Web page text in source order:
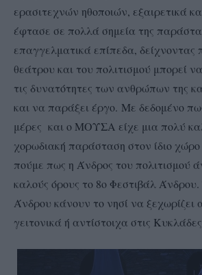
ερασιτεχνών ηθοποιών, εξαιρετικά
έφτασε σε πολλά σημεία της
επαγγελματικά επίπεδα, δείχνοντας
θεάτρου και του πολιτισμού μπορεί
τις δυνατότητες των ανθρώπων της
και να παράξει έργο. Με δεδομένο πως
μέρες και ο ΜΟΥΣΑ είχε μια πολύ
χορωδιακή παράσταση στον ίδιο
πούμε πως η Άνδρος του πολιτισμού
καλούς όρους το 8ο Φεστιβάλ
Άνδρου κάνουν το νησί να ξεχωρίζει
γειτονικά ή αντίστοιχα στις